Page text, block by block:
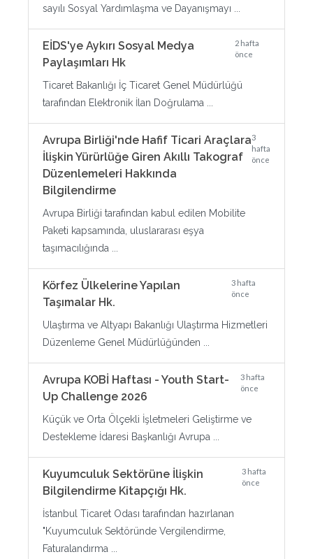
sayılı Sosyal Yardımlaşma ve Dayanışmayı ...
EİDS'ye Aykırı Sosyal Medya
Paylaşımları Hk
2 hafta
önce
Ticaret Bakanlığı İç Ticaret Genel Müdürlüğü
tarafından Elektronik İlan Doğrulama ...
Avrupa Birliği'nde Hafif Ticari Araçlara
İlişkin Yürürlüğe Giren Akıllı Takograf
Düzenlemeleri Hakkında
Bilgilendirme
3
hafta
önce
Avrupa Birliği tarafından kabul edilen Mobilite
Paketi kapsamında, uluslararası eşya
taşımacılığında ...
Körfez Ülkelerine Yapılan
Taşımalar Hk.
3 hafta
önce
Ulaştırma ve Altyapı Bakanlığı Ulaştırma Hizmetleri
Düzenleme Genel Müdürlüğünden ...
Avrupa KOBİ Haftası - Youth Start-
Up Challenge 2026
3 hafta
önce
Küçük ve Orta Ölçekli İşletmeleri Geliştirme ve
Destekleme İdaresi Başkanlığı Avrupa ...
Kuyumculuk Sektörüne İlişkin
Bilgilendirme Kitapçığı Hk.
3 hafta
önce
İstanbul Ticaret Odası tarafından hazırlanan
"Kuyumculuk Sektöründe Vergilendirme,
Faturalandırma ...